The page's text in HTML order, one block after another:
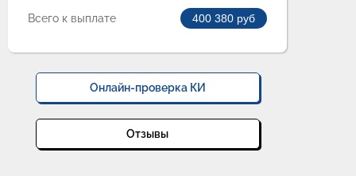
Всего к выплате 400 380 руб
Онлайн-проверка КИ
Отзывы